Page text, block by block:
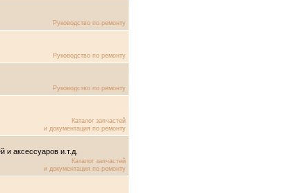
Руководство по ремонту
Руководство по ремонту
Руководство по ремонту
Каталог запчастей
и документация по ремонту
аксессуаров и.т.д.
Каталог запчастей
и документация по ремонту